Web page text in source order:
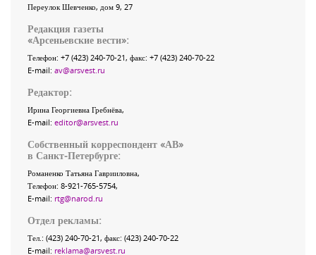
Переулок Шевченко, дом 9, 27
Редакция газеты
«Арсеньевские вести»:
Телефон: +7 (423) 240-70-21, факс: +7 (423) 240-70-22
E-mail: av@arsvest.ru
Редактор:
Ирина Георгиевна Гребнёва,
E-mail: editor@arsvest.ru
Собственный корреспондент «АВ»
в Санкт-Петербурге:
Романенко Татьяна Гаврииловна,
Телефон: 8-921-765-5754,
E-mail: rtg@narod.ru
Отдел рекламы:
Тел.: (423) 240-70-21, факс: (423) 240-70-22
E-mail: reklama@arsvest.ru